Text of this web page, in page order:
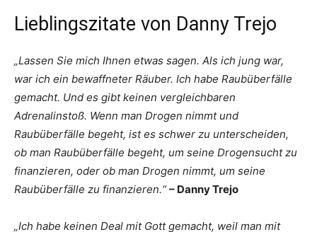
Lieblingszitate von Danny Trejo
„Lassen Sie mich Ihnen etwas sagen. Als ich jung war,
war ich ein bewaffneter Räuber. Ich habe Raubüberfälle
gemacht. Und es gibt keinen vergleichbaren
Adrenalinstoß. Wenn man Drogen nimmt und
Raubüberfälle begeht, ist es schwer zu unterscheiden,
ob man Raubüberfälle begeht, um seine Drogensucht zu
finanzieren, oder ob man Drogen nimmt, um seine
Raubüberfälle zu finanzieren.“– Danny Trejo
„Ich habe keinen Deal mit Gott gemacht, weil man mit